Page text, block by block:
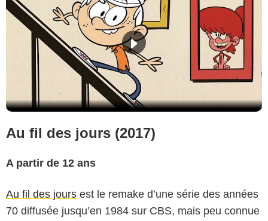
Au fil des jours (2017)
A partir de 12 ans
Au fil des jours est le remake d’une série des années
70 diffusée jusqu’en 1984 sur CBS, mais peu connue